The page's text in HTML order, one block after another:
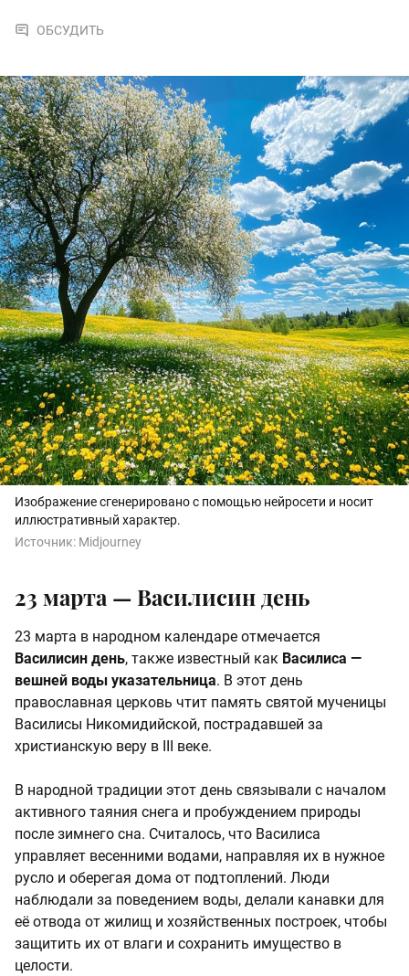
ОБСУДИТЬ
Изображение сгенерировано с помощью нейросети и носит
иллюстративный характер.
Источник: Midjourney
23 марта — Василисин день
23 марта в народном календаре отмечается
Василисин день, также известный как Василиса —
вешней воды указательница. В этот день
православная церковь чтит память святой мученицы
Василисы Никомидийской, пострадавшей за
христианскую веру в III веке.
В народной традиции этот день связывали с началом
активного таяния снега и пробуждением природы
после зимнего сна. Считалось, что Василиса
управляет весенними водами, направляя их в нужное
русло и оберегая дома от подтоплений. Люди
наблюдали за поведением воды, делали канавки для
её отвода от жилищ и хозяйственных построек, чтобы
защитить их от влаги и сохранить имущество в
целости.